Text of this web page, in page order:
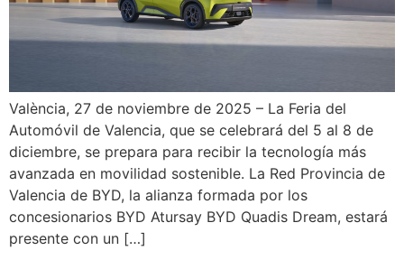
València, 27 de noviembre de 2025 – La Feria del
Automóvil de Valencia, que se celebrará del 5 al 8 de
diciembre, se prepara para recibir la tecnología más
avanzada en movilidad sostenible. La Red Provincia de
Valencia de BYD, la alianza formada por los
concesionarios BYD Atursay BYD Quadis Dream, estará
presente con un […]